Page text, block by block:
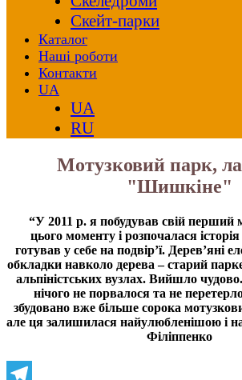
Скейт-парки
Каталог
Наші роботи
Контакти
UA
UA
RU
Мотузковий парк,
"Шишкіне"
“У 2011 р. я побудував свій перший
цього моменту і розпочалася
готував у себе на подвір’ї. Дерев’яні
обкладки навколо дерева – старий
альпіністських вузлах. Вийшло чудово.
нічого не порвалося та не
збудовано вже більше сорока
але ця залишилася найулюбленішою і
Філіппенко